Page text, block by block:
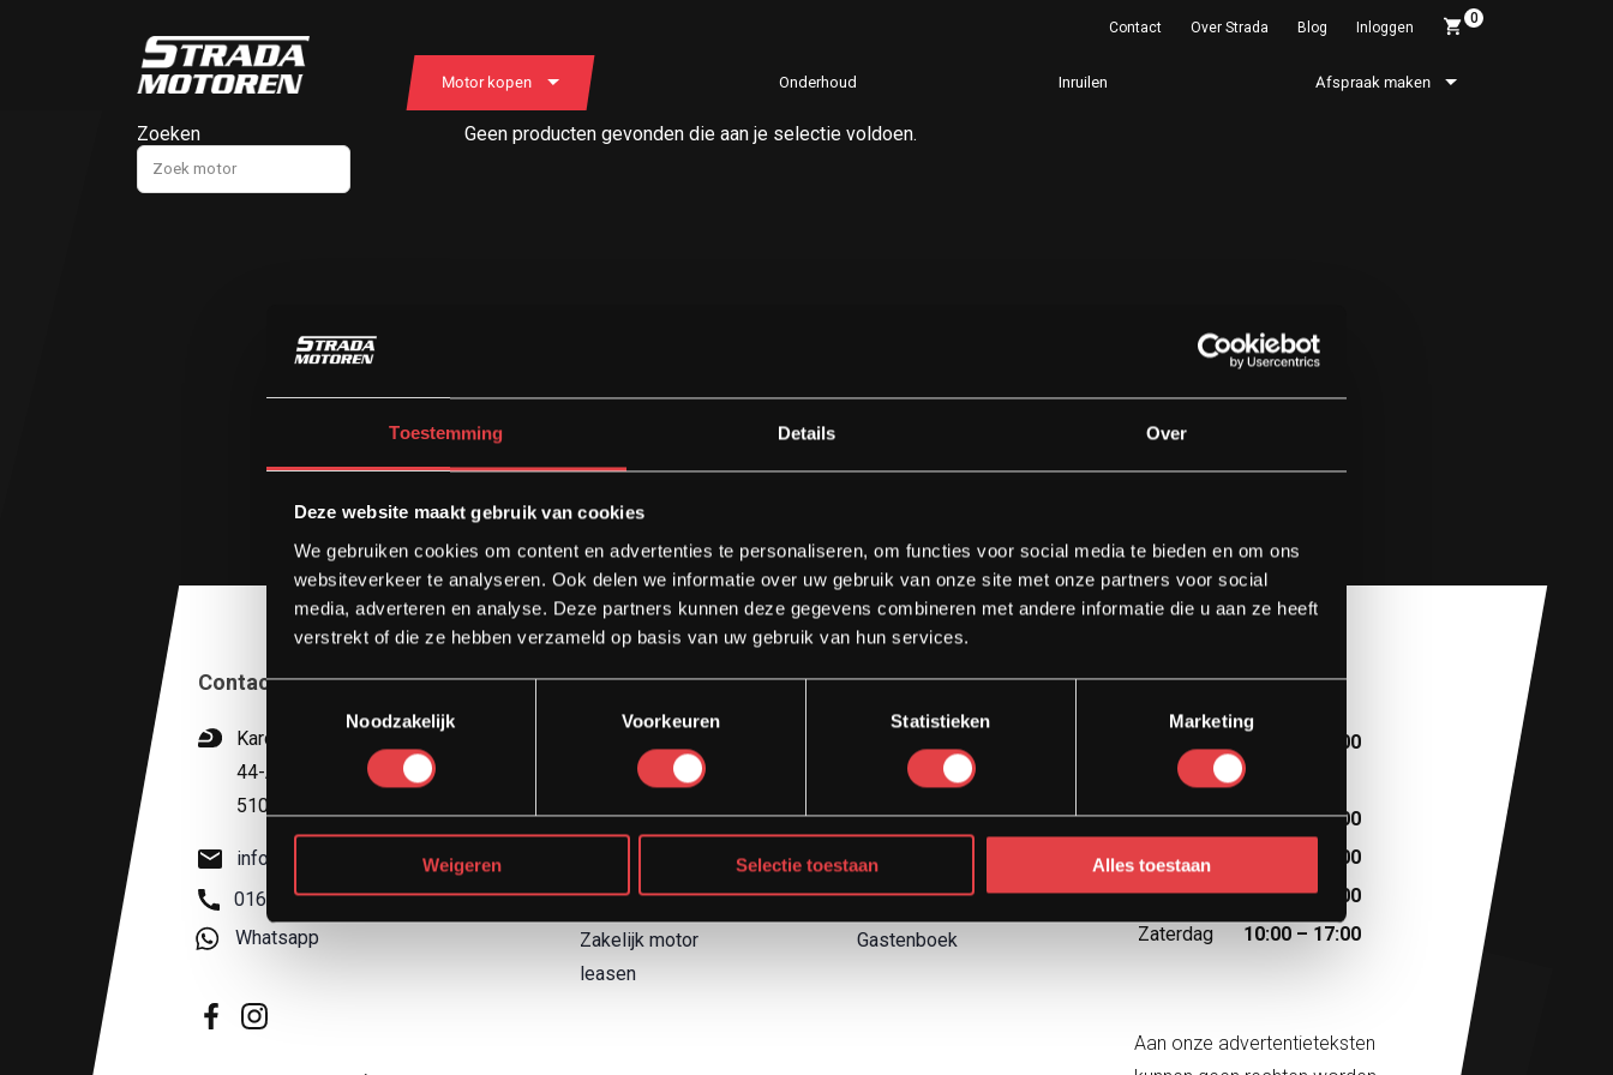
Toestemming Details Over
Deze website maakt gebruik van cookies
We gebruiken cookies om content en advertenties te personaliseren, om functies voor social media te bieden en om ons
websiteverkeer te analyseren. Ook delen we informatie over uw gebruik van onze site met onze partners voor social
media, adverteren en analyse. Deze partners kunnen deze gegevens combineren met andere informatie die u aan ze heeft
verstrekt of die ze hebben verzameld op basis van uw gebruik van hun services.
Toestemmingsselectie
Noodzakelijk
Voorkeuren Statistieken Marketing
Weigeren Selectie toestaan Alles toestaan
Contact Over Strada Blog Inloggen
0
Motor kopen Onderhoud Inruilen Afspraak maken
Zoeken Geen producten gevonden die aan je selectie voldoen.
Contact
Kardinaal van Rossumstraat
44-A
5104 HN Dongen
info@stradamotoren.nl
0162 782532
Whatsapp
Diensten
Afspraak werkplaats
Motor inruilen
Zakelijk motor
leasen
Direct naar
Boek een proefrit
Garantievoorwaarden
Retourbeleid
Gastenboek
Openingstijden
10:00 – 13:00
Dinsdag
Afspraak
Woensdag
10:00 – 18:00
Donderdag
10:00 – 18:00
Vrijdag
10:00 – 18:00
Zaterdag
10:00 – 17:00
Aan onze advertentieteksten